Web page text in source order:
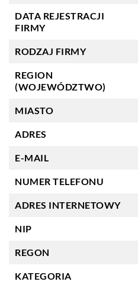
DATA REJESTRACJI
FIRMY
RODZAJ FIRMY
REGION
(WOJEWÓDZTWO)
MIASTO
ADRES
E-MAIL
NUMER TELEFONU
ADRES INTERNETOWY
NIP
REGON
KATEGORIA